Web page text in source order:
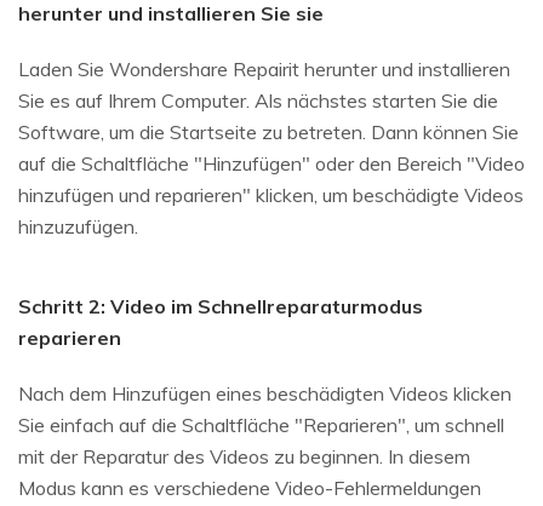
herunter und installieren Sie sie
Laden Sie Wondershare Repairit herunter und installieren
Sie es auf Ihrem Computer. Als nächstes starten Sie die
Software, um die Startseite zu betreten. Dann können Sie
auf die Schaltfläche "Hinzufügen" oder den Bereich "Video
hinzufügen und reparieren" klicken, um beschädigte Videos
hinzuzufügen.
Schritt 2: Video im Schnellreparaturmodus
reparieren
Nach dem Hinzufügen eines beschädigten Videos klicken
Sie einfach auf die Schaltfläche "Reparieren", um schnell
mit der Reparatur des Videos zu beginnen. In diesem
Modus kann es verschiedene Video-Fehlermeldungen